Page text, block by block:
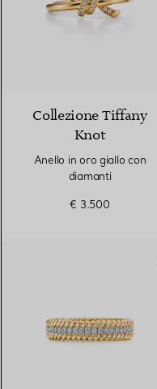
Collezione Tiffany
Knot
Anello in oro giallo con
diamanti
€ 3.500